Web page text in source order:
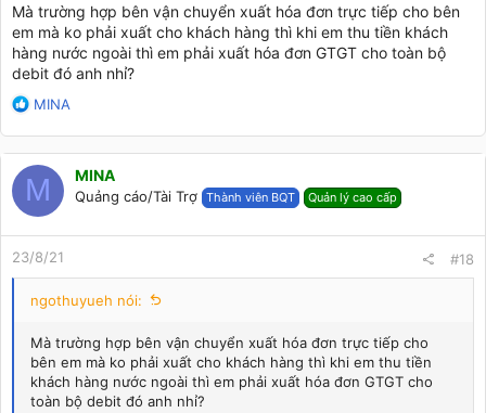
Mà trường hợp bên vận chuyển xuất hóa đơn trực tiếp cho bên
em mà ko phải xuất cho khách hàng thì khi em thu tiền khách
hàng nước ngoài thì em phải xuất hóa đơn GTGT cho toàn bộ
debit đó anh nhỉ?
R
a
c
t
i
o
n
s
:
MINA
M MINA
Quảng cáo/Tài Trợ Thành viên BQT Quản lý cao cấp
23/8/21 #18
ngothuyueh nói:
Mà trường hợp bên vận chuyển xuất hóa đơn trực tiếp cho
bên em mà ko phải xuất cho khách hàng thì khi em thu tiền
khách hàng nước ngoài thì em phải xuất hóa đơn GTGT cho
toàn bộ debit đó anh nhỉ?